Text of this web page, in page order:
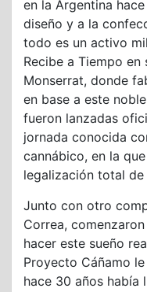
en la Argentina
diseño y a la
todo es un activo
Recibe a Tiempo
Monserrat, donde
en base a este
fueron lanzadas
jornada conocida
cannábico, en la
legalización total de
Junto con otro
Correa,
hacer este sueño
Proyecto Cáñamo
hace 30 años había